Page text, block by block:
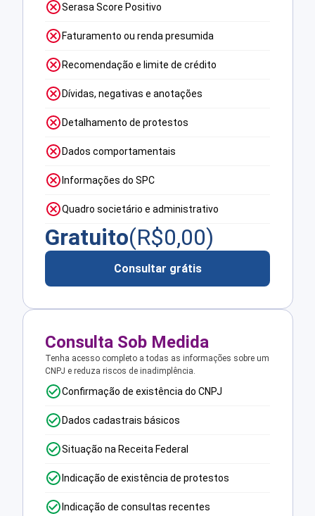
Serasa Score Positivo
Faturamento ou renda presumida
Recomendação e limite de crédito
Dívidas, negativas e anotações
Detalhamento de protestos
Dados comportamentais
Informações do SPC
Quadro societário e administrativo
Gratuito(R$0,00)
Consultar grátis
Consulta Sob Medida
Tenha acesso completo a todas as informações sobre um
CNPJ e reduza riscos de inadimplência.
Confirmação de existência do CNPJ
Dados cadastrais básicos
Situação na Receita Federal
Indicação de existência de protestos
Indicação de consultas recentes